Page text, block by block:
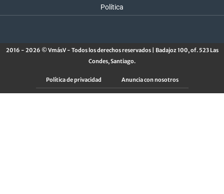
Política
2016 - 2026 © VmásV - Todos los derechos reservados | Badajoz 100, of. 523 Las
Condes, Santiago.
Política de privacidad Anuncia con nosotros